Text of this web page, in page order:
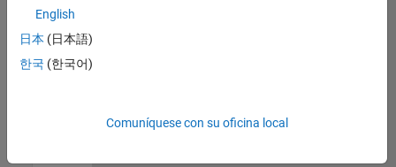
que se
a sus
cualificaciones,
English
日本 (日本語)
한국 (한국어)
Comuníquese con su oficina local